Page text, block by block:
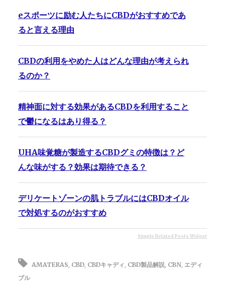
eスポーツに励む人たちにCBDがおすすめであ
ると言える理由
CBDの利用をやめた人はどんな理由が考えられ
るのか？
精神面に対する効果があるCBDを利用すること
で鬱になるはあり得る？
UHA味覚糖が製造するCBDグミの特徴は？ど
んな味がする？効果は期待できる？
デリケートゾーンの肌トラブルにはCBDオイル
で対処するのがおすすめ
Simple Related Posts Widget
AMATERAS, CBD, CBDキャディ, CBD製品解説, CBN, エディ
ブル